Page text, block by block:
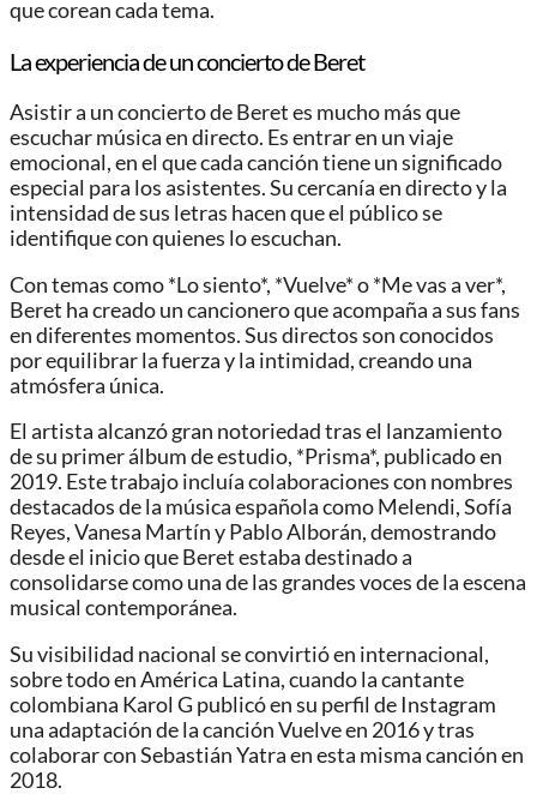
que corean cada tema.
La experiencia de un concierto de Beret
Asistir a un concierto de Beret es mucho más que
escuchar música en directo. Es entrar en un viaje
emocional, en el que cada canción tiene un significado
especial para los asistentes. Su cercanía en directo y la
intensidad de sus letras hacen que el público se
identifique con quienes lo escuchan.
Con temas como *Lo siento*, *Vuelve* o *Me vas a ver*,
Beret ha creado un cancionero que acompaña a sus fans
en diferentes momentos. Sus directos son conocidos
por equilibrar la fuerza y la intimidad, creando una
atmósfera única.
El artista alcanzó gran notoriedad tras el lanzamiento
de su primer álbum de estudio, *Prisma*, publicado en
2019. Este trabajo incluía colaboraciones con nombres
destacados de la música española como Melendi, Sofía
Reyes, Vanesa Martín y Pablo Alborán, demostrando
desde el inicio que Beret estaba destinado a
consolidarse como una de las grandes voces de la escena
musical contemporánea.
Su visibilidad nacional se convirtió en internacional,
sobre todo en América Latina, cuando la cantante
colombiana Karol G publicó en su perfil de Instagram
una adaptación de la canción Vuelve en 2016 y tras
colaborar con Sebastián Yatra en esta misma canción en
2018.